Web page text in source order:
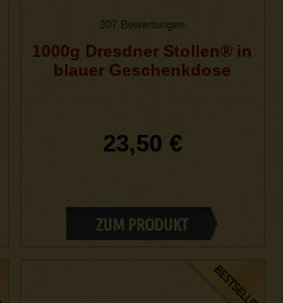
307 Bewertungen
1000g Dresdner Stollen® in
blauer Geschenkdose
23,50 €
ZUM PRODUKT